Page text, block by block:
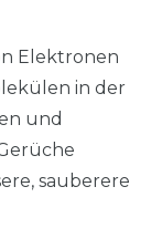
Elektronen
in der
und
sauberere